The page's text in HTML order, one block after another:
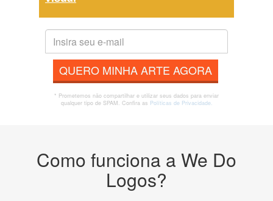
QUERO MINHA ARTE AGORA
* Prometemos não compartilhar e utilizar seus dados para enviar
qualquer tipo de SPAM. Confira as Políticas de Privacidade.
Como funciona a We Do
Logos?